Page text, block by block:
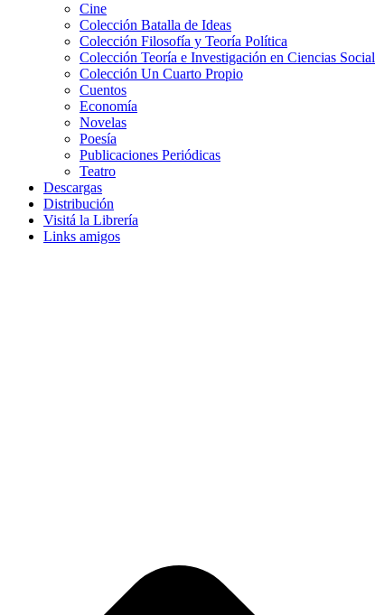
Cine
Colección Batalla de Ideas
Colección Filosofía y Teoría Política
Colección Teoría e Investigación en Ciencias
Colección Un Cuarto Propio
Cuentos
Economía
Novelas
Poesía
Publicaciones Periódicas
Teatro
Descargas
Distribución
Visitá la Librería
Links amigos